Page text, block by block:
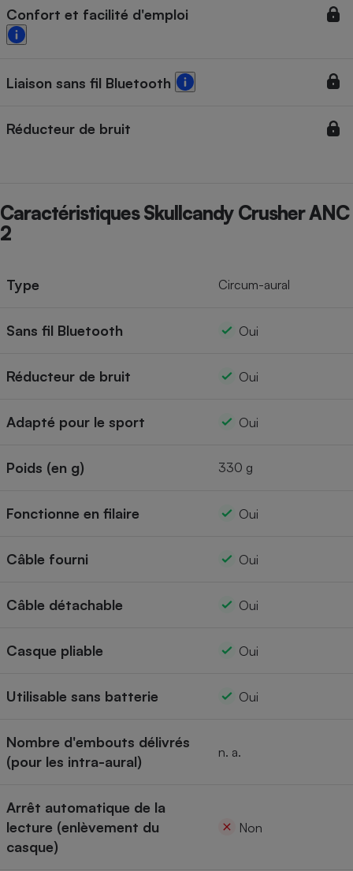
Confort et facilité d'emploi
Liaison sans fil Bluetooth
Réducteur de bruit
Caractéristiques Skullcandy Crusher ANC
2
Type Circum-aural
Sans fil Bluetooth Oui
Réducteur de bruit Oui
Adapté pour le sport Oui
Poids (en g) 330 g
Fonctionne en filaire Oui
Câble fourni Oui
Câble détachable Oui
Casque pliable Oui
Utilisable sans batterie Oui
Nombre d'embouts délivrés
(pour les intra-aural)
n. a.
Arrêt automatique de la
lecture (enlèvement du
casque)
Non
Cafetière à expressos
Robot ménager